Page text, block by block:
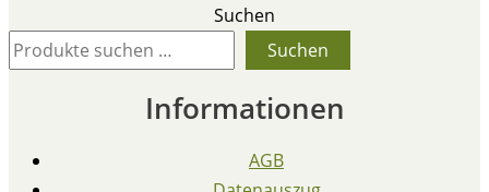
Suchen
Suchen
Informationen
AGB